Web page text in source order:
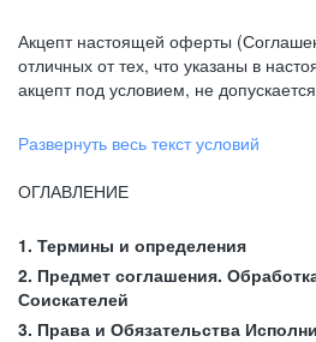
Акцепт настоящей оферты
отличных от тех, что указаны в
акцепт под условием, не
Развернуть весь текст условий
ОГЛАВЛЕНИЕ
1. Термины и определения
2. Предмет соглашения.
Соискателей
3. Права и Обязательства